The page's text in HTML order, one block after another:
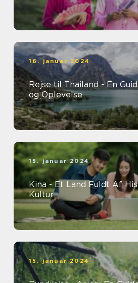
16. januar 2024
Rejse til Thailand - En
og Oplevelse
15. januar 2024
Kina - Et Land Fuldt Af
Kultur
15. januar 2024